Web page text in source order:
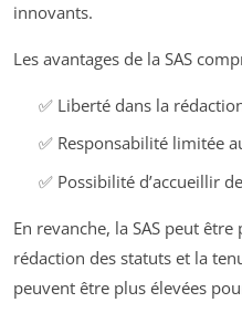
innovants.
Les avantages de la SAS
✅ Liberté dans la
✅ Responsabilité limitée
✅ Possibilité d’accueillir
En revanche, la SAS peut
rédaction des statuts et la
peuvent être plus élevées